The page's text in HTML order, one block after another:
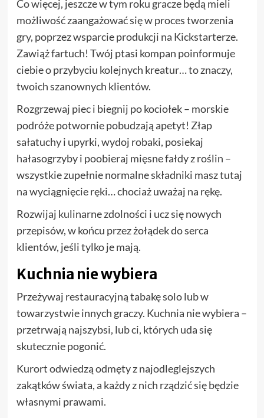
Co więcej, jeszcze w tym roku gracze będą mieli
możliwość zaangażować się w proces tworzenia
gry, poprzez wsparcie produkcji na Kickstarterze.
Zawiąż fartuch! Twój ptasi kompan poinformuje
ciebie o przybyciu kolejnych kreatur… to znaczy,
twoich szanownych klientów.
Rozgrzewaj piec i biegnij po kociołek – morskie
podróże potwornie pobudzają apetyt! Złap
sałatuchy i upyrki, wydoj robaki, posiekaj
hałasogrzyby i poobieraj mięsne fałdy z roślin –
wszystkie zupełnie normalne składniki masz tutaj
na wyciągnięcie ręki… chociaż uważaj na rękę.
Rozwijaj kulinarne zdolności i ucz się nowych
przepisów, w końcu przez żołądek do serca
klientów, jeśli tylko je mają.
Kuchnia nie wybiera
Przeżywaj restauracyjną tabakę solo lub w
towarzystwie innych graczy. Kuchnia nie wybiera –
przetrwają najszybsi, lub ci, których uda się
skutecznie pogonić.
Kurort odwiedzą odmęty z najodleglejszych
zakątków świata, a każdy z nich rządzić się będzie
własnymi prawami.